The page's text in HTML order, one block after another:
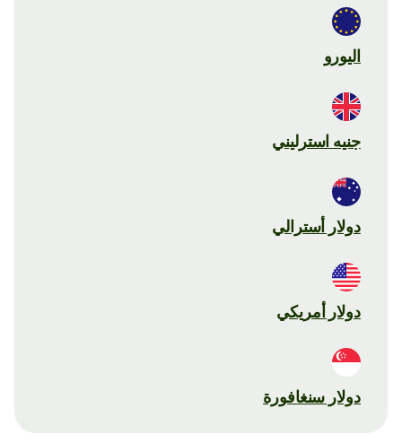
اليورو
جنيه استرليني
دولار أسترالي
دولار أمريكي
دولار سنغافورة